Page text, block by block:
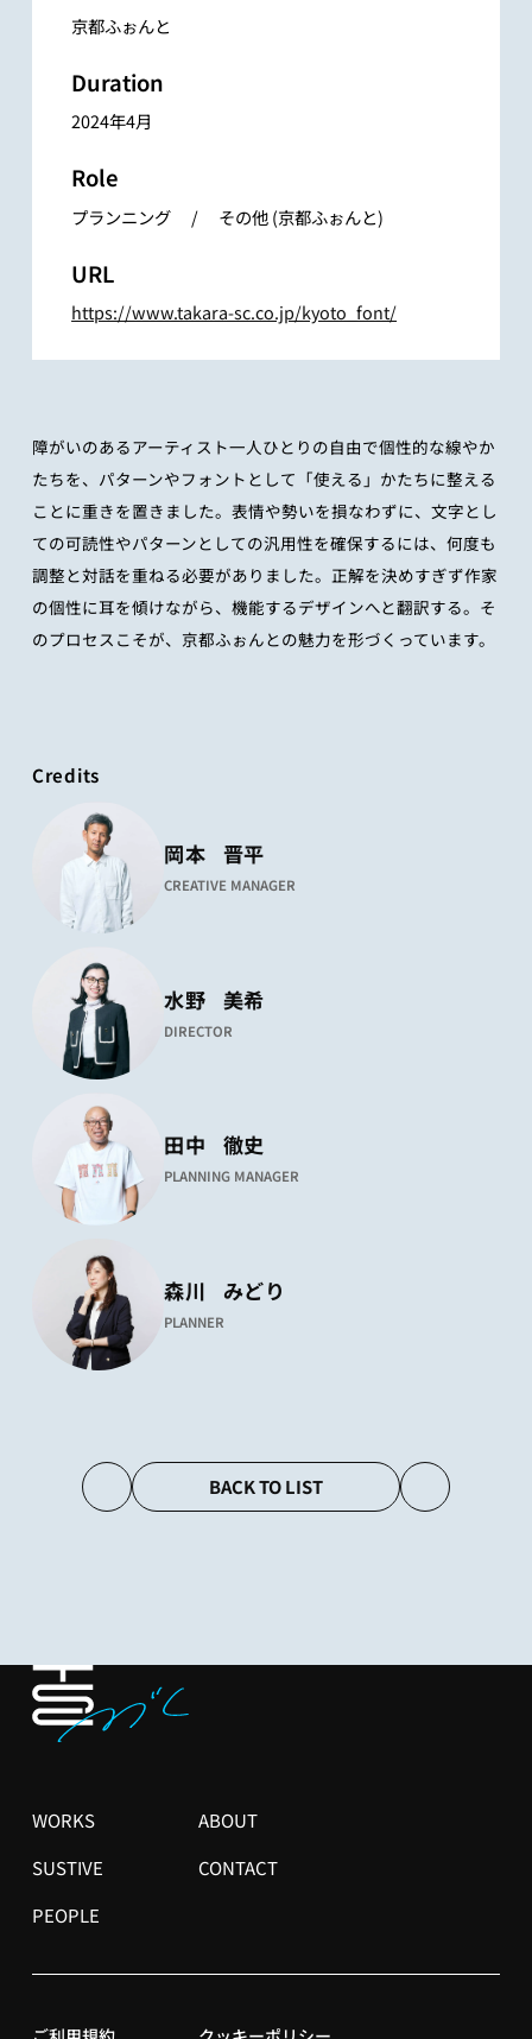
京都ふぉんと
Duration
2024年4月
Role
プランニング / その他 (京都ふぉんと)
URL
https://www.takara-sc.co.jp/kyoto_font/
障がいのあるアーティスト一人ひとりの自由で個性的な線やか
たちを、パターンやフォントとして「使える」かたちに整える
ことに重きを置きました。表情や勢いを損なわずに、文字とし
ての可読性やパターンとしての汎用性を確保するには、何度も
調整と対話を重ねる必要がありました。正解を決めすぎず作家
の個性に耳を傾けながら、機能するデザインへと翻訳する。そ
のプロセスこそが、京都ふぉんとの魅力を形づくっています。
Credits
岡本 晋平
CREATIVE MANAGER
水野 美希
DIRECTOR
田中 徹史
PLANNING MANAGER
森川 みどり
PLANNER
BACK TO LIST
メ
ン
ビ
ー
ョ
WORKS
SUSTIVE
PEOPLE
ABOUT
CONTACT